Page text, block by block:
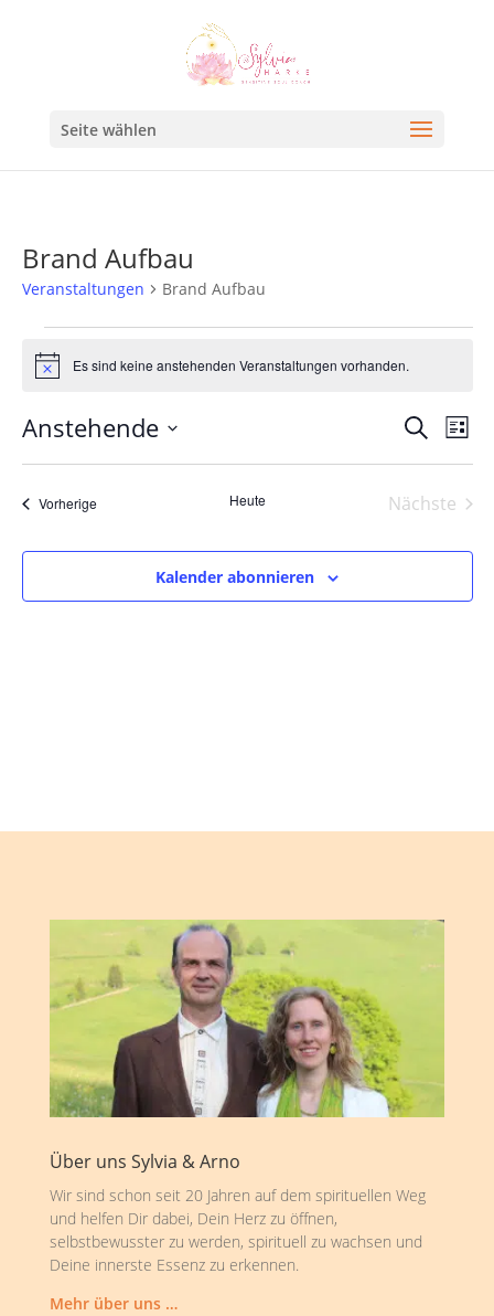
Seite wählen
Brand Aufbau
Veranstaltungen Brand Aufbau
HinweisEs sind keine anstehenden Veranstaltungen vorhanden.
Suche
und
SucheListe
Anstehende
Datum
wählen.
VorherigeVeranstaltungen Heute
Nächste
Kalender abonnieren
Über uns Sylvia & Arno
Wir sind schon seit 20 Jahren auf dem spirituellen Weg
und helfen Dir dabei, Dein Herz zu öffnen,
selbstbewusster zu werden, spirituell zu wachsen und
Deine innerste Essenz zu erkennen.
Mehr über uns …